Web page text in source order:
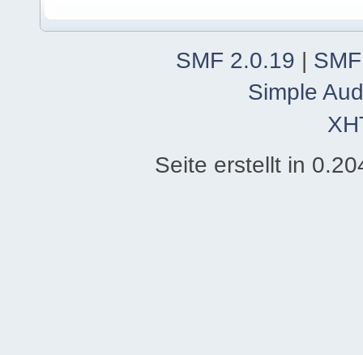
SMF 2.0.19 |
Simple
Seite erstellt in